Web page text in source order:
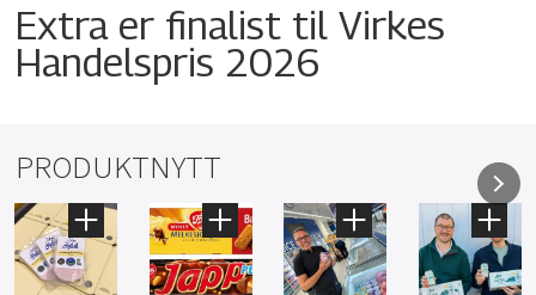
Extra er finalist til Virkes
Handelspris 2026
PRODUKTNYTT